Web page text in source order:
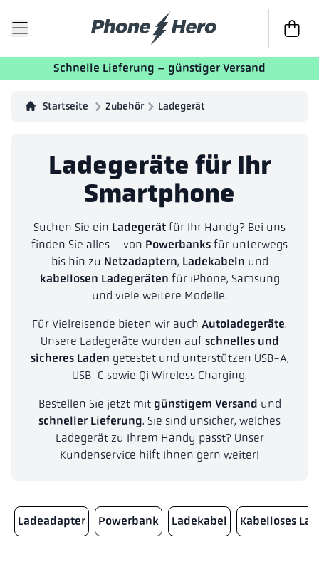
Zur Kasse
Schnelle Lieferung – günstiger Versand
Startseite Zubehör Ladegerät
Ladegeräte für Ihr
Smartphone
Suchen Sie ein Ladegerät für Ihr Handy? Bei uns
finden Sie alles – von Powerbanks für unterwegs
bis hin zu Netzadaptern, Ladekabeln und
kabellosen Ladegeräten für iPhone, Samsung
und viele weitere Modelle.
Für Vielreisende bieten wir auch Autoladegeräte.
Unsere Ladegeräte wurden auf schnelles und
sicheres Laden getestet und unterstützen USB-A,
USB-C sowie Qi Wireless Charging.
Bestellen Sie jetzt mit günstigem Versand und
schneller Lieferung. Sie sind unsicher, welches
Ladegerät zu Ihrem Handy passt? Unser
Kundenservice hilft Ihnen gern weiter!
Ladeadapter Powerbank Ladekabel Kabelloses